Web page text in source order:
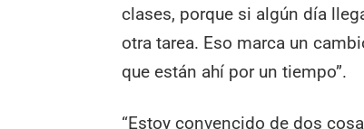
clases, porque si algún día
otra tarea. Eso marca un
que están ahí por un tiempo”.
“Estoy convencido de dos